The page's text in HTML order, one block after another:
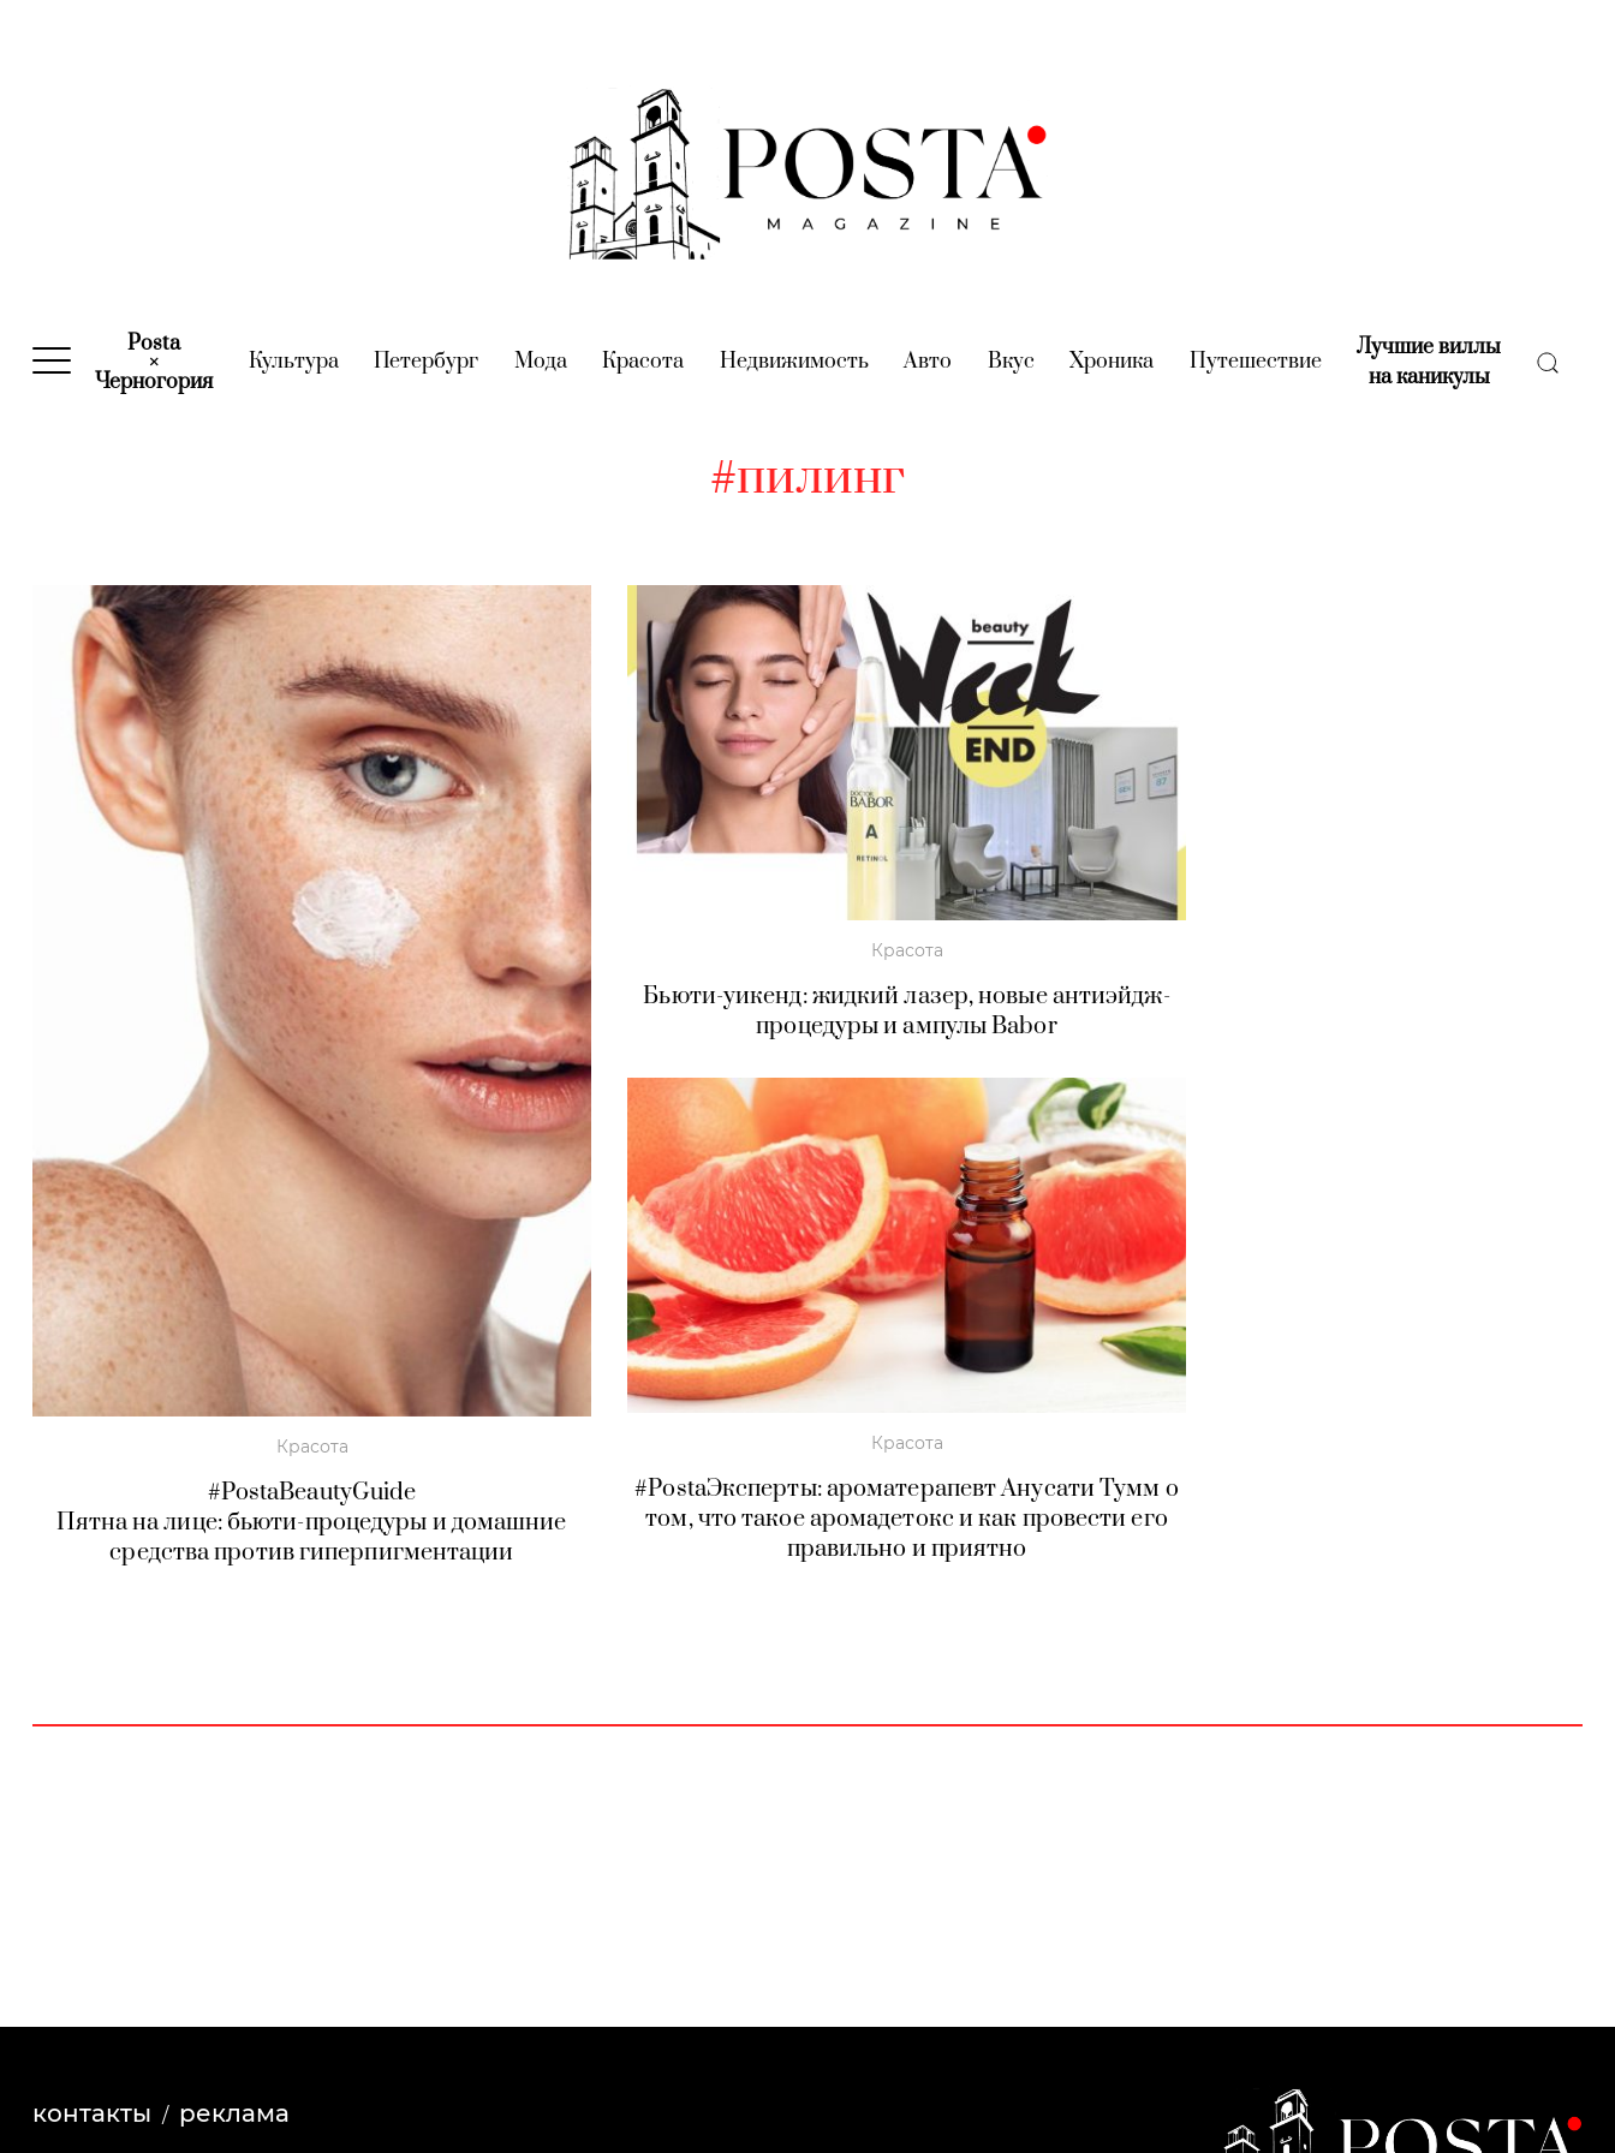
Posta
×
Черногория(current)
Культура(current)
Петербург (current)
Мода(current)
Красота (current)
Недвижимость(current)
Авто (current)
Вкус (current)
Хроника (current)
Путешествие(current)
Лучшие виллы
на каникулы(current)
#пилинг
Красота
#PostaBeautyGuide
Пятна на лице: бьюти-процедуры и домашние
средства против гиперпигментации
Красота
Бьюти-уикенд: жидкий лазер, новые антиэйдж-
процедуры и ампулы Babor
Красота
#PostaЭксперты: ароматерапевт Анусати Тумм о
том, что такое аромадетокс и как провести его
правильно и приятно
контакты реклама